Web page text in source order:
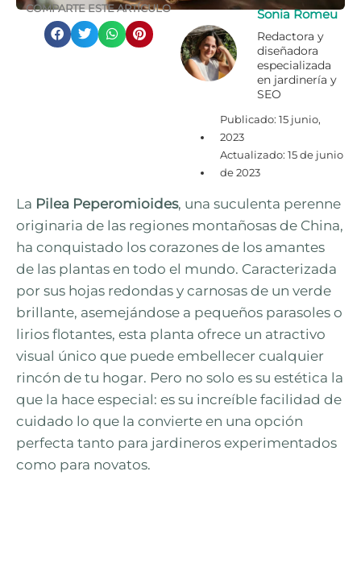
Sonia Romeu
Redactora y
diseñadora
especializada
en jardinería y
SEO
Publicado: 15 junio,
2023
Actualizado: 15 de junio
de 2023
COMPARTE ESTE ARTÍCULO
La Pilea Peperomioides, una suculenta perenne
originaria de las regiones montañosas de China,
ha conquistado los corazones de los amantes
de las plantas en todo el mundo. Caracterizada
por sus hojas redondas y carnosas de un verde
brillante, asemejándose a pequeños parasoles o
lirios flotantes, esta planta ofrece un atractivo
visual único que puede embellecer cualquier
rincón de tu hogar. Pero no solo es su estética la
que la hace especial: es su increíble facilidad de
cuidado lo que la convierte en una opción
perfecta tanto para jardineros experimentados
como para novatos.